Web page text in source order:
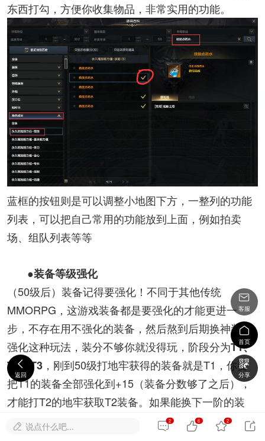
东西打勾，方便你收集物品，非常实用的功能。
蓝框的按钮则是可以调整小地图下方，一整列的功能
列表，可以把自己常用的功能放到上面，例如拍卖
场、组队列表等等
●装备等级强化
（50级后）装备记得要强化！不同于其他传统
MMORPG，这游戏装备都是要强化的才能更进一
步，不存在用不强化的装备，然后熬到后期换神装再
强化这种玩法，装分不够你就没得玩，阶段分为T1、
T2、T3 ，刚到50级打地牢获得的装备就是T1，你要
把T1的装备全部强化到+15（装备分数够了之后），
才能打T2的地牢获取T2装备。如果能换下一阶的装
备，就直接换，
T1、T2整套装备+15刚好就是换阶的

返回

客服

首页

分享
 说点什么吧... 2 6 2 